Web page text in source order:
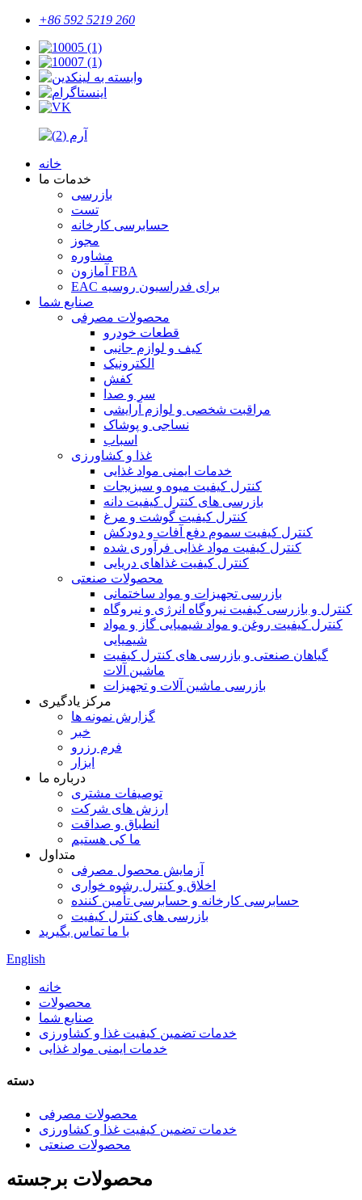
+86 592 5219 260
خانه
خدمات ما
بازرسی
تست
حسابرسی کارخانه
مجوز
مشاوره
آمازون FBA
EAC برای فدراسیون روسیه
صنایع شما
محصولات مصرفی
قطعات خودرو
کیف و لوازم جانبی
الکترونیک
کفش
سر و صدا
مراقبت شخصی و لوازم آرایشی
نساجی و پوشاک
اسباب
غذا و کشاورزی
خدمات ایمنی مواد غذایی
کنترل کیفیت میوه و سبزیجات
بازرسی های کنترل کیفیت دانه
کنترل کیفیت گوشت و مرغ
کنترل کیفیت سموم دفع آفات و دودکش
کنترل کیفیت مواد غذایی فرآوری شده
کنترل کیفیت غذاهای دریایی
محصولات صنعتی
بازرسی تجهیزات و مواد ساختمانی
کنترل و بازرسی کیفیت نیروگاه انرژی و نیروگاه
کنترل کیفیت روغن و مواد شیمیایی گاز و مواد
شیمیایی
گیاهان صنعتی و بازرسی های کنترل کیفیت
ماشین آلات
بازرسی ماشین آلات و تجهیزات
مرکز یادگیری
گزارش نمونه ها
خبر
فرم رزرو
ابزار
درباره ما
توصیفات مشتری
ارزش های شرکت
انطباق و صداقت
ما کی هستیم
متداول
آزمایش محصول مصرفی
اخلاق و کنترل رشوه خواری
حسابرسی کارخانه و حسابرسی تأمین کننده
بازرسی های کنترل کیفیت
با ما تماس بگیرید
English
خانه
محصولات
صنایع شما
خدمات تضمین کیفیت غذا و کشاورزی
خدمات ایمنی مواد غذایی
دسته
محصولات مصرفی
خدمات تضمین کیفیت غذا و کشاورزی
محصولات صنعتی
محصولات برجسته